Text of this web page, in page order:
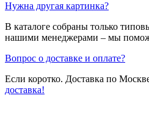
Нужна другая картинка?
В каталоге собраны только
нашими менеджерами – мы
Вопрос о доставке и оплате?
Если коротко. Доставка по
доставка!